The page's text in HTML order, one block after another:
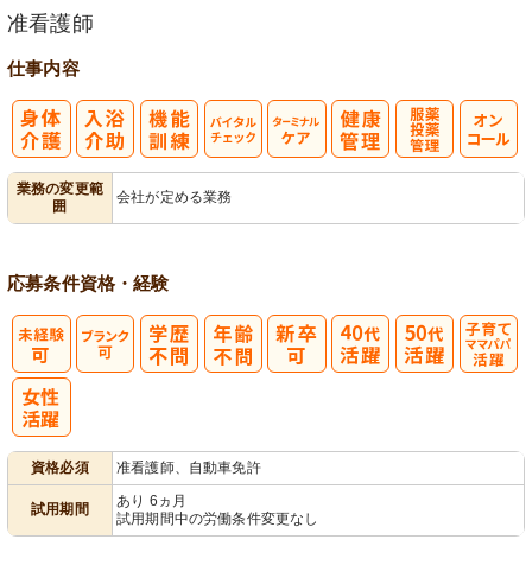
准看護師
仕事内容
業務の変更範
囲
会社が定める業務
応募条件資格・経験
資格必須 准看護師、自動車免許
試用期間
あり 6ヵ月
試用期間中の労働条件変更なし